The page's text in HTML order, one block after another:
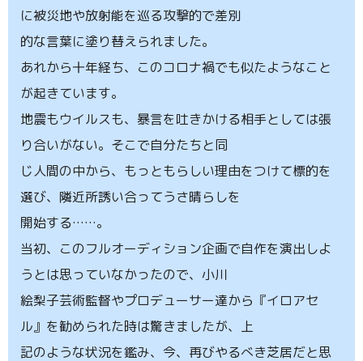
に被災地や放射能を巡る攻撃的で差別
的な言葉に塗り替えられました。
あれから十年経ち、このコロナ禍でも似たようなこと
が起きています。
地震もウイルスも、暴言を吐きかける相手としては張
り合いがない。そこで自分たちと同
じ人間の中から、もっともらしい理由をつけて標的を
選び、隣近所誘い合ってうさ晴らしを
開始する……。
当初、このフルオーディション企画で自作を演出しよ
うとは思っていなかったので、小川
絵梨子芸術監督やプロデューサー達から『イロアセ
ル』を勧められた時は驚きましたが、上
記のような状況を鑑み、今、再びやるべき芝居だと思